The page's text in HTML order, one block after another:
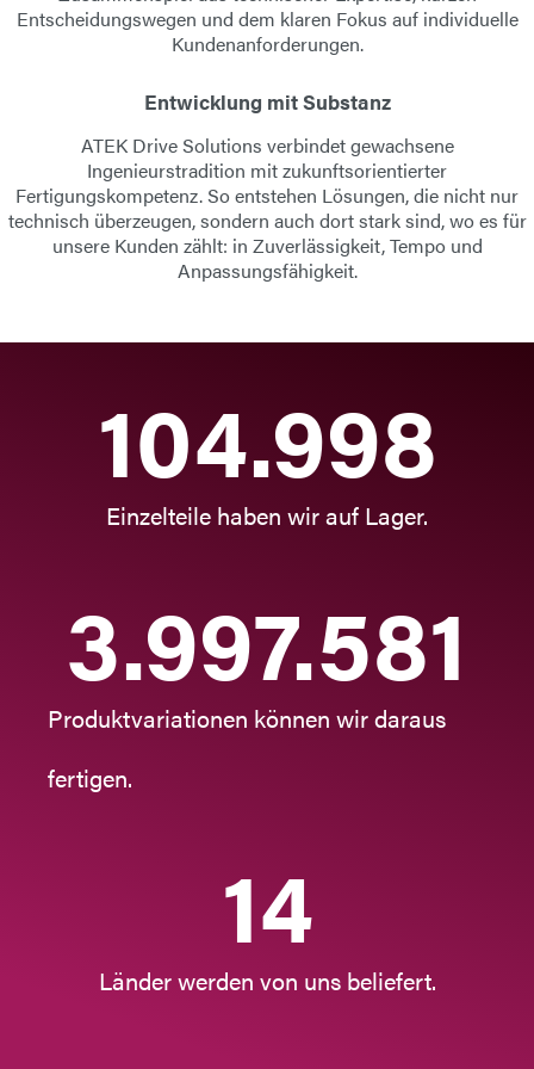
Entscheidungswegen und dem klaren Fokus auf individuelle
Kundenanforderungen.
Entwicklung mit Substanz
ATEK Drive Solutions verbindet gewachsene
Ingenieurstradition mit zukunftsorientierter
Fertigungskompetenz. So entstehen Lösungen, die nicht nur
technisch überzeugen, sondern auch dort stark sind, wo es für
unsere Kunden zählt: in Zuverlässigkeit, Tempo und
Anpassungsfähigkeit.
Einzelteile haben wir auf Lager.
132.318
Produktvariationen können wir daraus
fertigen.
5.075.786
Länder werden von uns beliefert.
18